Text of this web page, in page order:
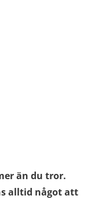
än du tror.
alltid något att